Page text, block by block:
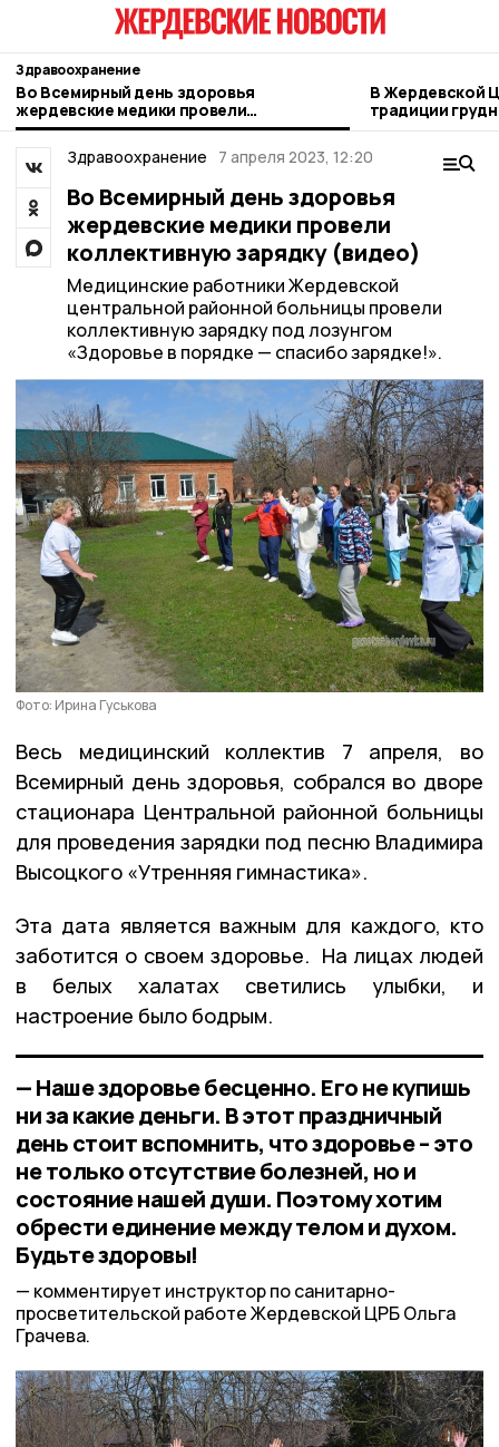
Здравоохранение
Во Всемирный день здоровья
жердевские медики провели
коллективную зарядку (видео)
В Жердевской
традиции
Здравоохранение 7 апреля 2023, 12:20
Во Всемирный день здоровья
жердевские медики провели
коллективную зарядку (видео)
Медицинские работники Жердевской
центральной районной больницы провели
коллективную зарядку под лозунгом
«Здоровье в порядке — спасибо зарядке!».
Фото: Ирина Гуськова
Весь медицинский коллектив 7 апреля, во
Всемирный день здоровья, собрался во дворе
стационара Центральной районной больницы
для проведения зарядки под песню Владимира
Высоцкого «Утренняя гимнастика».
Эта дата является важным для каждого, кто
заботится о своем здоровье. На лицах людей
в белых халатах светились улыбки, и
настроение было бодрым.
— Наше здоровье бесценно. Его не купишь
ни за какие деньги. В этот праздничный
день стоит вспомнить, что здоровье – это
не только отсутствие болезней, но и
состояние нашей души. Поэтому хотим
обрести единение между телом и духом.
Будьте здоровы!
комментирует инструктор по санитарно-
просветительской работе Жердевской ЦРБ Ольга
Грачева.